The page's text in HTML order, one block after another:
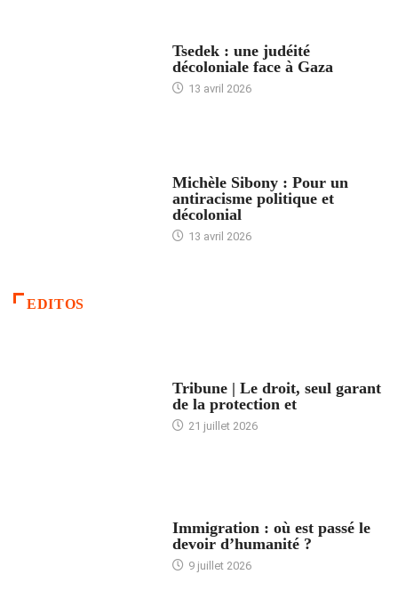
Tsedek : une judéité
décoloniale face à Gaza
13 avril 2026
Michèle Sibony : Pour un
antiracisme politique et
décolonial
13 avril 2026
EDITOS
Tribune | Le droit, seul garant
de la protection et
21 juillet 2026
Immigration : où est passé le
devoir d’humanité ?
9 juillet 2026